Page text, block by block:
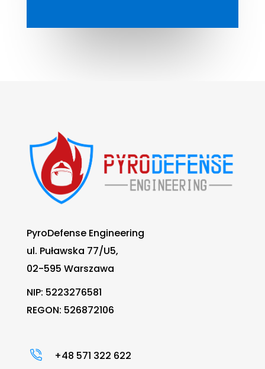
PyroDefense Engineering
ul. Puławska 77/U5,
02-595 Warszawa
NIP: 5223276581
REGON: 526872106
+48 571 322 622